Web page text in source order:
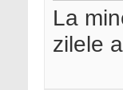
La
zilele